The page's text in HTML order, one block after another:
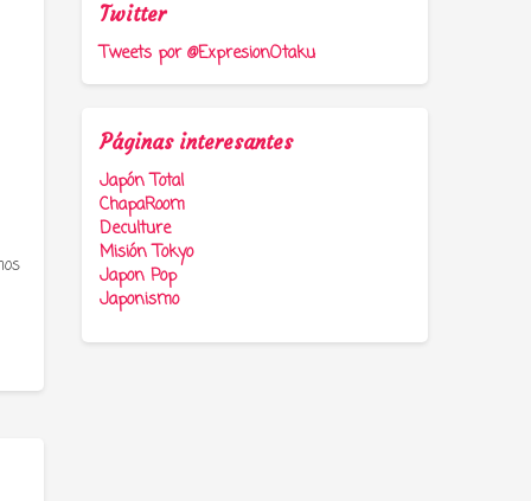
Twitter
Tweets por @ExpresionOtaku
Páginas interesantes
Japón Total
ChapaRoom
Deculture
Misión Tokyo
Japon Pop
Japonismo